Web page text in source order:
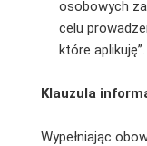
osobowych
celu
które aplikuję”.
Klauzula
Wypełniając